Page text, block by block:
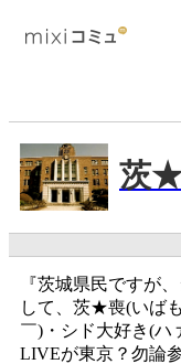
茨
『茨城県民ですが
して、茨★喪(いば
￣)・シド大好き(ハ
LIVEが東京？勿論